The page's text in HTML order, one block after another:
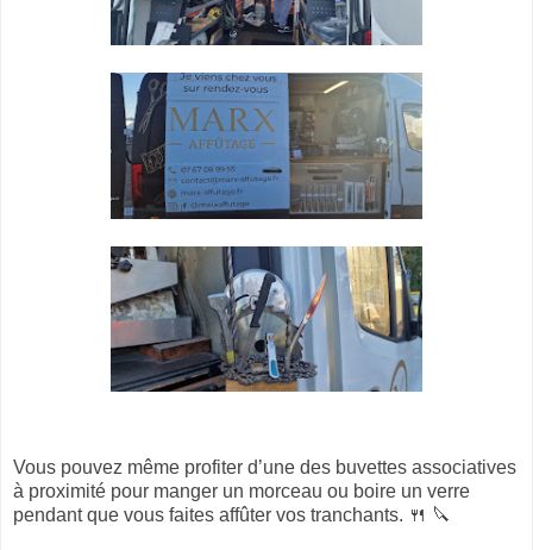
Vous pouvez même profiter d’une des buvettes associatives
à proximité pour manger un morceau ou boire un verre
pendant que vous faites affûter vos tranchants. 🍴 🔪